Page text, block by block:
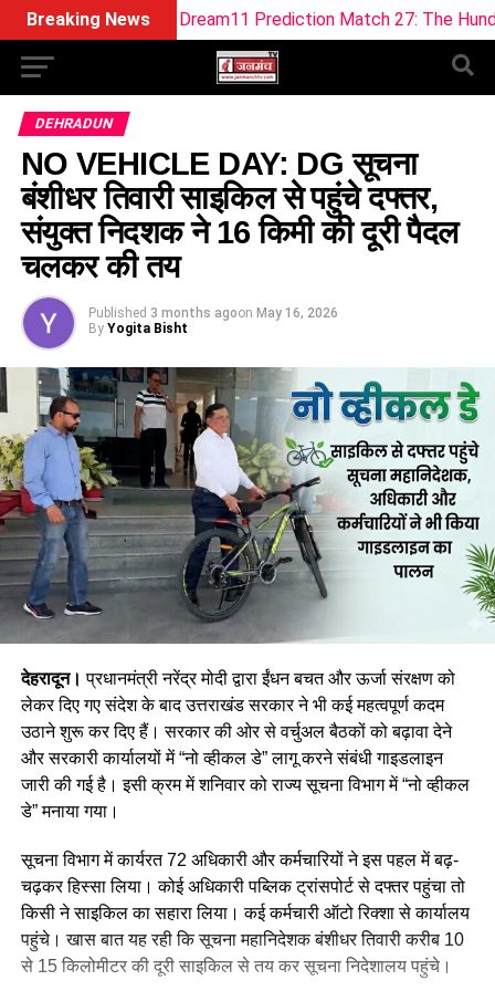
Breaking News
W Dream11 Prediction Match 27: The Hundred Women
DEHRADUN
NO VEHICLE DAY: DG सूचना
बंशीधर तिवारी साइकिल से पहुंचे दफ्तर,
संयुक्त निदशक ने 16 किमी की दूरी पैदल
चलकर की तय
Published 3 months agoon May 16, 2026
By Yogita Bisht
देहरादून। प्रधानमंत्री नरेंद्र मोदी द्वारा ईंधन बचत और ऊर्जा संरक्षण को
लेकर दिए गए संदेश के बाद उत्तराखंड सरकार ने भी कई महत्वपूर्ण कदम
उठाने शुरू कर दिए हैं। सरकार की ओर से वर्चुअल बैठकों को बढ़ावा देने
और सरकारी कार्यालयों में “नो व्हीकल डे” लागू करने संबंधी गाइडलाइन
जारी की गई है। इसी क्रम में शनिवार को राज्य सूचना विभाग में “नो व्हीकल
डे” मनाया गया।
सूचना विभाग में कार्यरत 72 अधिकारी और कर्मचारियों ने इस पहल में बढ़-
चढ़कर हिस्सा लिया। कोई अधिकारी पब्लिक ट्रांसपोर्ट से दफ्तर पहुंचा तो
किसी ने साइकिल का सहारा लिया। कई कर्मचारी ऑटो रिक्शा से कार्यालय
पहुंचे। खास बात यह रही कि सूचना महानिदेशक बंशीधर तिवारी करीब 10
से 15 किलोमीटर की दूरी साइकिल से तय कर सूचना निदेशालय पहुंचे।